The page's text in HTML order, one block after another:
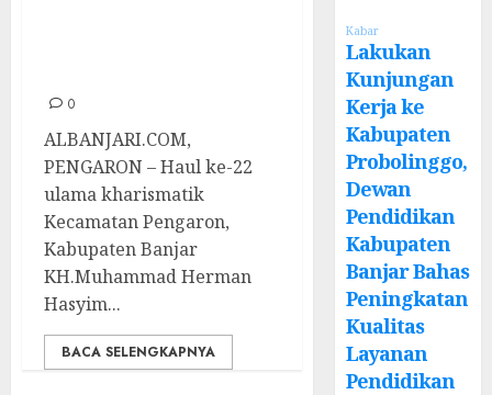
0
ALBANJARI.COM,
PENGARON – Haul ke-22
ulama kharismatik
Kecamatan Pengaron,
Kabupaten Banjar
KH.Muhammad Herman
Hasyim...
BACA SELENGKAPNYA
Kabar
Lakukan
Kunjungan
Kerja ke
Kabupaten
Probolinggo,
Dewan
Pendidikan
Kabupaten
Banjar Bahas
Peningkatan
Kualitas
Layanan
Pendidikan